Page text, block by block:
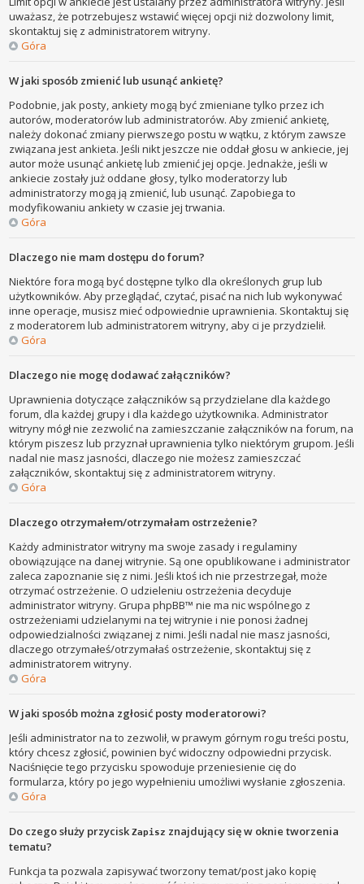
uważasz, że potrzebujesz wstawić więcej opcji niż dozwolony limit,
skontaktuj się z administratorem witryny.
Góra
W jaki sposób zmienić lub usunąć ankietę?
Podobnie, jak posty, ankiety mogą być zmieniane tylko przez ich
autorów, moderatorów lub administratorów. Aby zmienić ankietę,
należy dokonać zmiany pierwszego postu w wątku, z którym zawsze
związana jest ankieta. Jeśli nikt jeszcze nie oddał głosu w ankiecie, jej
autor może usunąć ankietę lub zmienić jej opcje. Jednakże, jeśli w
ankiecie zostały już oddane głosy, tylko moderatorzy lub
administratorzy mogą ją zmienić, lub usunąć. Zapobiega to
modyfikowaniu ankiety w czasie jej trwania.
Góra
Dlaczego nie mam dostępu do forum?
Niektóre fora mogą być dostępne tylko dla określonych grup lub
użytkowników. Aby przeglądać, czytać, pisać na nich lub wykonywać
inne operacje, musisz mieć odpowiednie uprawnienia. Skontaktuj się
z moderatorem lub administratorem witryny, aby ci je przydzielił.
Góra
Dlaczego nie mogę dodawać załączników?
Uprawnienia dotyczące załączników są przydzielane dla każdego
forum, dla każdej grupy i dla każdego użytkownika. Administrator
witryny mógł nie zezwolić na zamieszczanie załączników na forum, na
którym piszesz lub przyznał uprawnienia tylko niektórym grupom. Jeśli
nadal nie masz jasności, dlaczego nie możesz zamieszczać
załączników, skontaktuj się z administratorem witryny.
Góra
Dlaczego otrzymałem/otrzymałam ostrzeżenie?
Każdy administrator witryny ma swoje zasady i regulaminy
obowiązujące na danej witrynie. Są one opublikowane i administrator
zaleca zapoznanie się z nimi. Jeśli ktoś ich nie przestrzegał, może
otrzymać ostrzeżenie. O udzieleniu ostrzeżenia decyduje
administrator witryny. Grupa phpBB™ nie ma nic wspólnego z
ostrzeżeniami udzielanymi na tej witrynie i nie ponosi żadnej
odpowiedzialności związanej z nimi. Jeśli nadal nie masz jasności,
dlaczego otrzymałeś/otrzymałaś ostrzeżenie, skontaktuj się z
administratorem witryny.
Góra
W jaki sposób można zgłosić posty moderatorowi?
Jeśli administrator na to zezwolił, w prawym górnym rogu treści postu,
który chcesz zgłosić, powinien być widoczny odpowiedni przycisk.
Naciśnięcie tego przycisku spowoduje przeniesienie cię do
formularza, który po jego wypełnieniu umożliwi wysłanie zgłoszenia.
Góra
Do czego służy przyciskZapisz znajdujący się w oknie tworzenia
tematu?
Funkcja ta pozwala zapisywać tworzony temat/post jako kopię